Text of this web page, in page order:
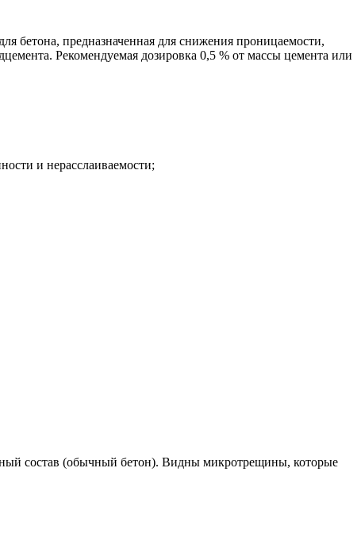
бетона, предназначенная для снижения проницаемости,
Рекомендуемая дозировка 0,5 % от массы цемента или
и нерасслаиваемости;
состав (обычный бетон). Видны микротрещины, которые